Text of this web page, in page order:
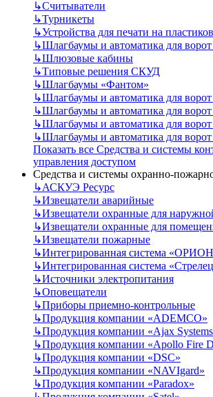
↳Считыватели
↳Турникеты
↳Устройства для печати на
↳Шлагбаумы и автоматика для
↳Шлюзовые кабины
↳Типовые решения СКУД
↳Шлагбаумы «Фантом»
↳Шлагбаумы и автоматика для
↳Шлагбаумы и автоматика для
↳Шлагбаумы и автоматика для
↳Шлагбаумы и автоматика для
Показать все Средства и системы
управления доступом
Средства и системы охранно-
↳АСКУЭ Ресурс
↳Извещатели аварийные
↳Извещатели охранные для
↳Извещатели охранные для
↳Извещатели пожарные
↳Интегрированная система
↳Интегрированная система
↳Источники электропитания
↳Оповещатели
↳Приборы приемно-контрольные
↳Продукция компании «ADEMCO»
↳Продукция компании «Ajax
↳Продукция компании «Apollo Fire
↳Продукция компании «DSC»
↳Продукция компании «NAVIgard»
↳Продукция компании «Paradox»